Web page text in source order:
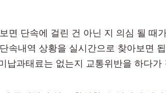
면 단속에 걸린 건 아닌 지 의심 될 때
속내역 상황을 실시간으로 찾아보면
납과태료는 없는지 교통위반을 하다가